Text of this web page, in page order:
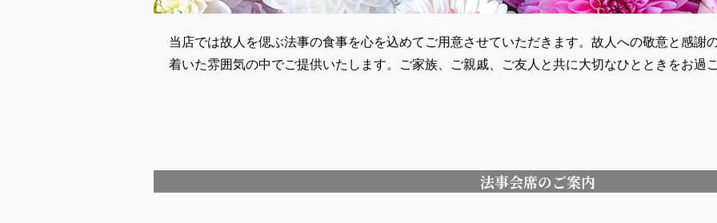
当店では故人を偲ぶ法事の食事を心を込めてご用意させていただきます。故人への敬意と感謝
着いた雰囲気の中でご提供いたします。ご家族、ご親戚、ご友人と共に大切なひとときをお過
法事会席のご案内